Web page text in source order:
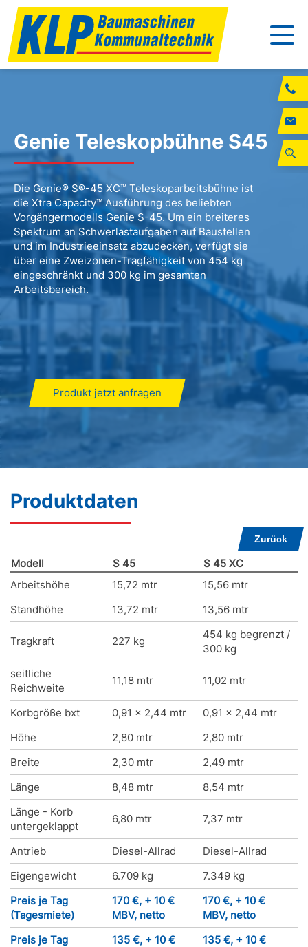
Genie Teleskopbühne S45
Die Genie® S®-45 XC™ Teleskoparbeitsbühne ist
die Xtra Capacity™ Ausführung des beliebten
Vorgängermodells Genie S-45. Um ein breiteres
Spektrum an Schwerlastaufgaben auf Baustellen
und im Industrieeinsatz abzudecken, verfügt sie
über eine Zweizonen-Tragfähigkeit von 454 kg
eingeschränkt und 300 kg im gesamten
Arbeitsbereich.
Produkt jetzt anfragen
Produktdaten
Zurück
Modell S 45
S 45 XC
Arbeitshöhe
15,72 mtr
15,56 mtr
Standhöhe
13,72 mtr 13,56 mtr
Tragkraft 227 kg
454 kg begrenzt /
300 kg
seitliche
Reichweite
11,18 mtr 11,02 mtr
Korbgröße bxt 0,91 x 2,44 mtr
0,91 x 2,44 mtr
Höhe
2,80 mtr
2,80 mtr
Breite
2,30 mtr
2,49 mtr
Länge
8,48 mtr
8,54 mtr
Länge - Korb
untergeklappt
6,80 mtr 7,37 mtr
Antrieb Diesel-Allrad
Diesel-Allrad
Eigengewicht
6.709 kg
7.349 kg
Preis je Tag
(Tagesmiete)
170 €, + 10 €
MBV, netto
170 €, + 10 €
MBV, netto
Preis je Tag
135 €, + 10 €
135 €, + 10 €